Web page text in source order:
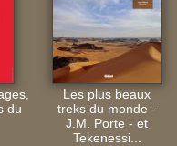
du
Les plus beaux
treks du monde -
J.M. Porte - et
Tekenessi...